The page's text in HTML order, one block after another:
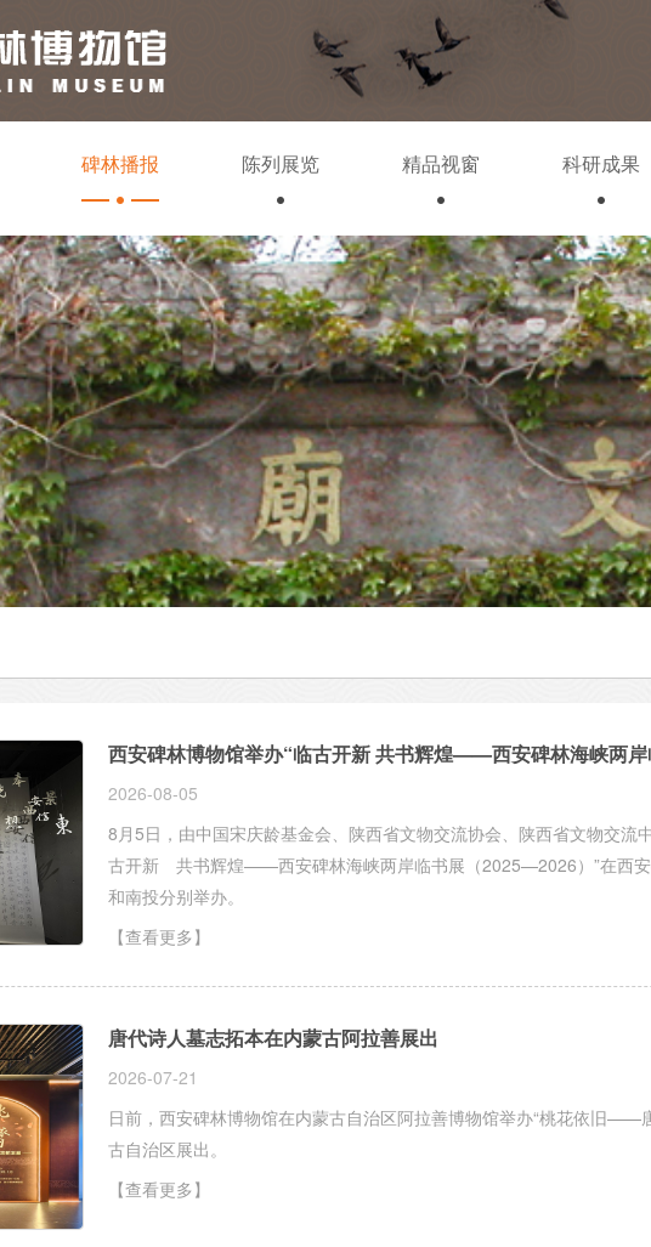
碑林播报 陈列展览 精品视窗 科研成果
西安碑林博物馆举办“临古开新 共书辉煌——西安碑林海峡两
2026-08-05
8月5日，由中国宋庆龄基金会、陕西省文物交流协会、陕西省文物交
古开新 共书辉煌——西安碑林海峡两岸临书展（2025—2026）”在西
和南投分别举办。
【查看更多】
唐代诗人墓志拓本在内蒙古阿拉善展出
2026-07-21
日前，西安碑林博物馆在内蒙古自治区阿拉善博物馆举办“桃花依旧——
古自治区展出。
【查看更多】